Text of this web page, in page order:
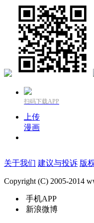
扫码下载APP
上传
漫画
关于我们 建议与投诉 版
Copyright (C) 2005-2014
手机APP
新浪微博